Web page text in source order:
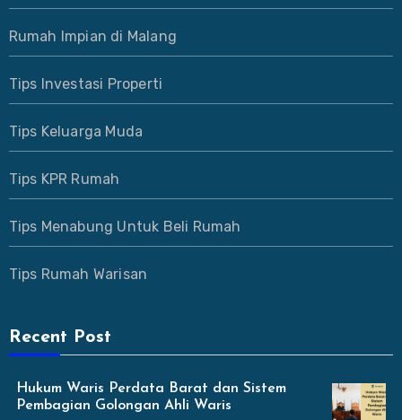
Rumah Impian di Malang
Tips Investasi Properti
Tips Keluarga Muda
Tips KPR Rumah
Tips Menabung Untuk Beli Rumah
Tips Rumah Warisan
Recent Post
Hukum Waris Perdata Barat dan Sistem
Pembagian Golongan Ahli Waris